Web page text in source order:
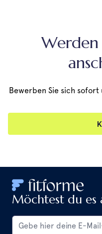
Werden
Bewerben Sie sich sofort
Möchtest du es